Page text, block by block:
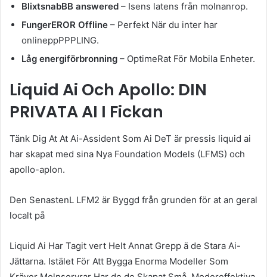
BlixtsnabBB answered – Isens latens från molnanrop.
FungerEROR Offline – Perfekt När du inter har
onlineppPPPLING.
Låg energiförbronning – OptimeRat För Mobila Enheter.
Liquid Ai Och Apollo: DIN
PRIVATA AI I Fickan
Tänk Dig At At Ai-Assident Som Ai DeT är pressis liquid ai
har skapat med sina Nya Foundation Models (LFMS) och
apollo-aplon.
Den SenastenL LFM2 är Byggd från grunden för at an geral
localt på
Liquid Ai Har Tagit vert Helt Annat Grepp ä de Stara Ai-
Jättarna. Istälet För Att Bygga Enorma Modeller Som